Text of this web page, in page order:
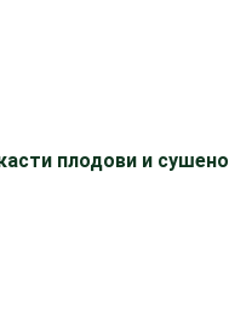
плодови и сушено